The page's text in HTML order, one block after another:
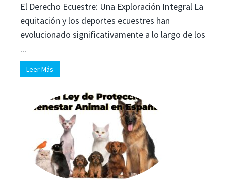
El Derecho Ecuestre: Una Exploración Integral La
equitación y los deportes ecuestres han
evolucionado significativamente a lo largo de los
...
Leer Más